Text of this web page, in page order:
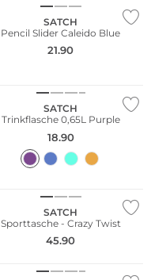
SATCH
Pencil Slider Caleido Blue
21.90
SATCH
Trinkflasche 0,65L Purple
18.90
SATCH
Sporttasche - Crazy Twist
45.90